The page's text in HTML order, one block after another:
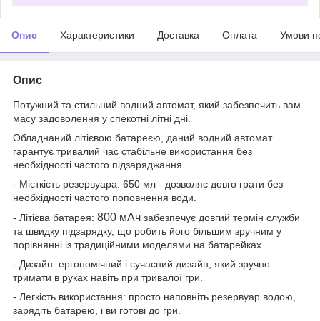
Опис Характеристики Доставка Оплата Умови
Опис
Потужний та стильний водний автомат, який забезпечить вам
масу задоволення у спекотні літні дні.
Обладнаний літієвою батареєю, даний водний автомат
гарантує тривалий час стабільне використання без
необхідності частого підзаряджання.
- Місткість резервуара: 650 мл - дозволяє довго грати без
необхідності частого поповнення води.
- Літієва батарея: 800 мАч забезпечує довгий термін служби
та швидку підзарядку, що робить його більшим зручним у
порівнянні із традиційними моделями на батарейках.
- Дизайн: ергономічний і сучасний дизайн, який зручно
тримати в руках навіть при тривалої гри.
- Легкість використання: просто наповніть резервуар водою,
зарядіть батарею, і ви готові до гри.